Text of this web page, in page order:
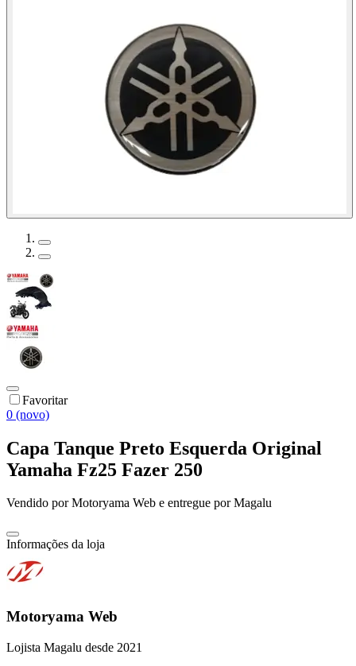
Favoritar
0 (novo)
Capa Tanque Preto Esquerda Original
Yamaha Fz25 Fazer 250
Vendido porMotoryama Web e entregue por Magalu
Informações da loja
Motoryama Web
Lojista Magalu desde 2021